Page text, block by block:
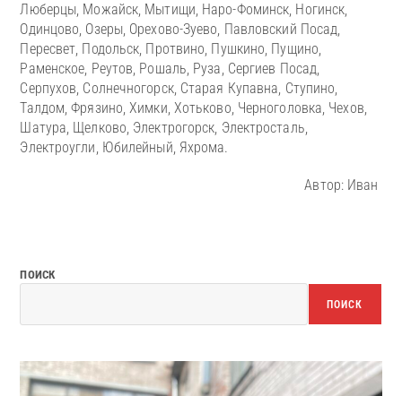
Люберцы, Можайск, Мытищи, Наро-Фоминск, Ногинск,
Одинцово, Озеры, Орехово-Зуево, Павловский Посад,
Пересвет, Подольск, Протвино, Пушкино, Пущино,
Раменское, Реутов, Рошаль, Руза, Сергиев Посад,
Серпухов, Солнечногорск, Старая Купавна, Ступино,
Талдом, Фрязино, Химки, Хотьково, Черноголовка, Чехов,
Шатура, Щелково, Электрогорск, Электросталь,
Электроугли, Юбилейный, Яхрома.
Автор: Иван
ПОИСК
ПОИСК